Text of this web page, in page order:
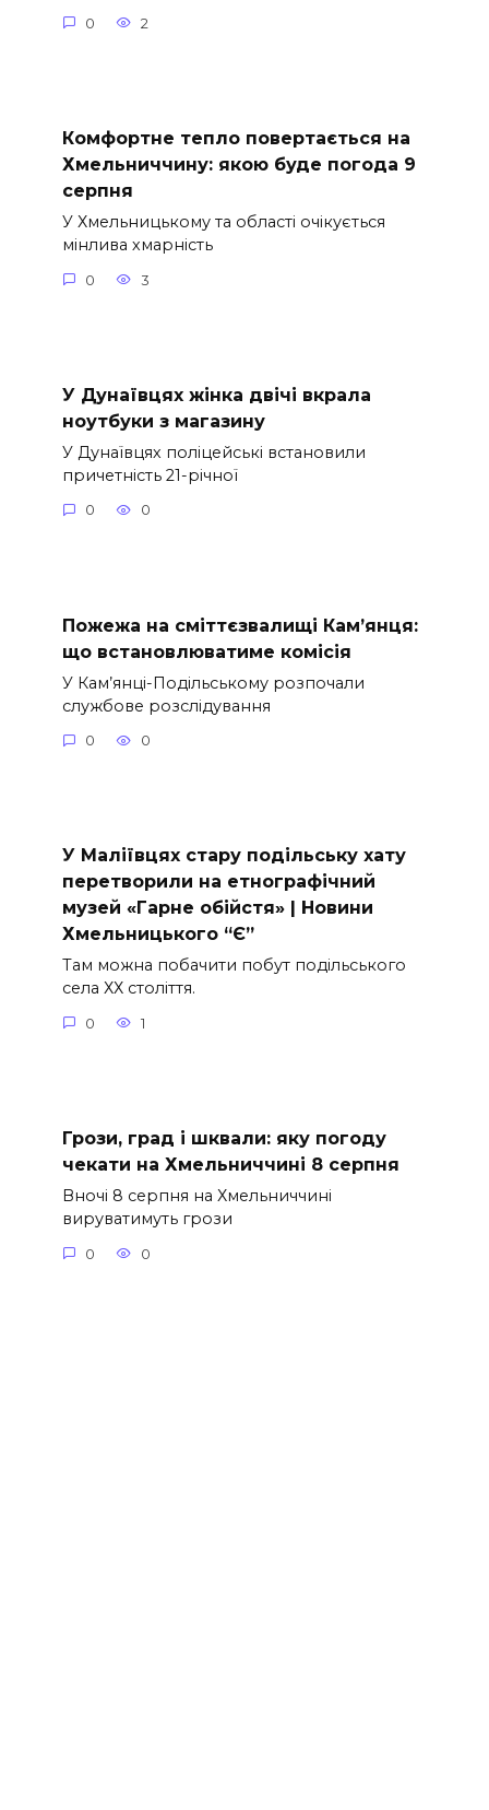
0 2
Комфортне тепло повертається на
Хмельниччину: якою буде погода 9
серпня
У Хмельницькому та області очікується
мінлива хмарність
0 3
У Дунаївцях жінка двічі вкрала
ноутбуки з магазину
У Дунаївцях поліцейські встановили
причетність 21-річної
0 0
Пожежа на сміттєзвалищі Кам’янця:
що встановлюватиме комісія
У Кам’янці-Подільському розпочали
службове розслідування
0 0
У Маліївцях стару подільську хату
перетворили на етнографічний
музей «Гарне обійстя» | Новини
Хмельницького “Є”
Там можна побачити побут подільського
села ХХ століття.
0 1
Грози, град і шквали: яку погоду
чекати на Хмельниччині 8 серпня
Вночі 8 серпня на Хмельниччині
вируватимуть грози
0 0